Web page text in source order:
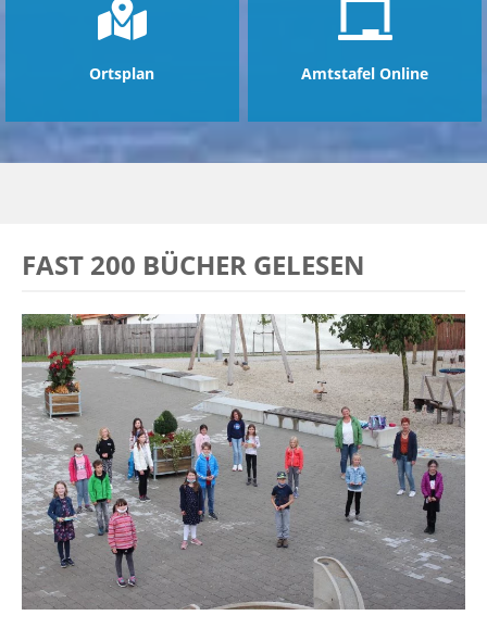
Ortsplan Amtstafel Online
FAST 200 BÜCHER GELESEN